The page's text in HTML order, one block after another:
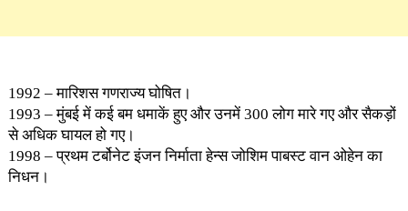
1992 – मारिशस गणराज्य घोषित।
1993 – मुंबई में कई बम धमाकें हुए और उनमें 300 लोग मारे गए और सैकड़ों
से अधिक घायल हो गए।
1998 – प्रथम टर्बोनेट इंजन निर्माता हेन्स जोशिम पाबस्ट वान ओहेन का
निधन।